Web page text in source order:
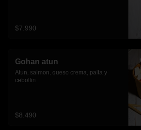
$7.990
Gohan atun
Atun, salmon, queso crema, palta y
cebollin
$8.490